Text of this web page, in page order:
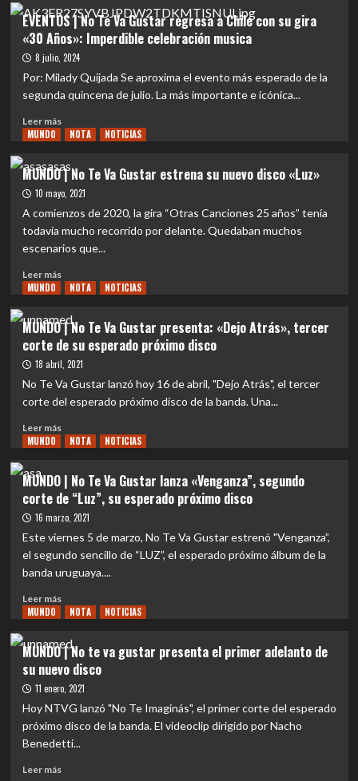
del
Nombre
y
Otras
EVENTOS
|
De
Adolescentes
de
Montevideo
a
Íconos
del
en
Español
EVENTOS | No Te Va Gustar regresa a Chile con su gira
«30 Años»: Imperdible celebración musica
8 julio, 2024
Por: Milady Quijada Se aproxima el evento más esperado de la
segunda quincena de julio. La más importante e icónica...
Leer másLeer
más
EVENTOS
|
No
Te
regresa
a
Chile
su
gira
«30
Años»:
celebración
musica
MUNDO NOTA NOTICIAS
MUNDO | No Te Va Gustar estrena su nuevo disco «Luz»
10 mayo, 2021
A comienzos de 2020, la gira “Otras Canciones 25 años” tenía
todavía mucho recorrido por delante. Quedaban muchos
escenarios que...
Leer másLeer
más
MUNDO
|
No
Te
Va
estrena
su
nuevo
MUNDO NOTA NOTICIAS
MUNDO | No Te Va Gustar presenta: «Dejo Atrás», tercer
corte de su esperado próximo disco
18 abril, 2021
No Te Va Gustar lanzó hoy 16 de abril, "Dejo Atrás", el tercer
corte del esperado próximo disco de la banda. Una...
Leer másLeer
más
|
No
Te
presenta:
«Dejo
tercer
corte
de
su
esperado
próximo
MUNDO NOTA NOTICIAS
MUNDO | No Te Va Gustar lanza «Venganza”, segundo
corte de “Luz”, su esperado próximo disco
16 marzo, 2021
Este viernes 5 de marzo, No Te Va Gustar estrenó "Venganza”,
el segundo sencillo de “LUZ”, el esperado próximo álbum de la
banda uruguaya....
Leer másLeer
más
MUNDO
|
No
Te
Va
lanza
«Venganza”,
MUNDO NOTA NOTICIAS
MUNDO | No te va gustar presenta el primer adelanto de
su nuevo disco
11 enero, 2021
Hoy NTVG lanzó "No Te Imaginás", el primer corte del esperado
próximo disco de la banda. El videoclip dirigido por Nacho
Benedetti...
Leer másLeer